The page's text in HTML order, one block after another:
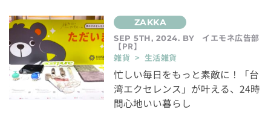
SEP 5TH, 2024. BY イエモネ広告部
【PR】
雑貨 > 生活雑貨
忙しい毎日をもっと素敵に！「台
湾エクセレンス」が叶える、24時
間心地いい暮らし